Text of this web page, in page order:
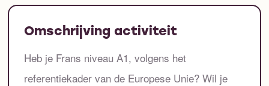
Omschrijving activiteit
Heb je Frans niveau A1, volgens het
referentiekader van de Europese Unie? Wil je